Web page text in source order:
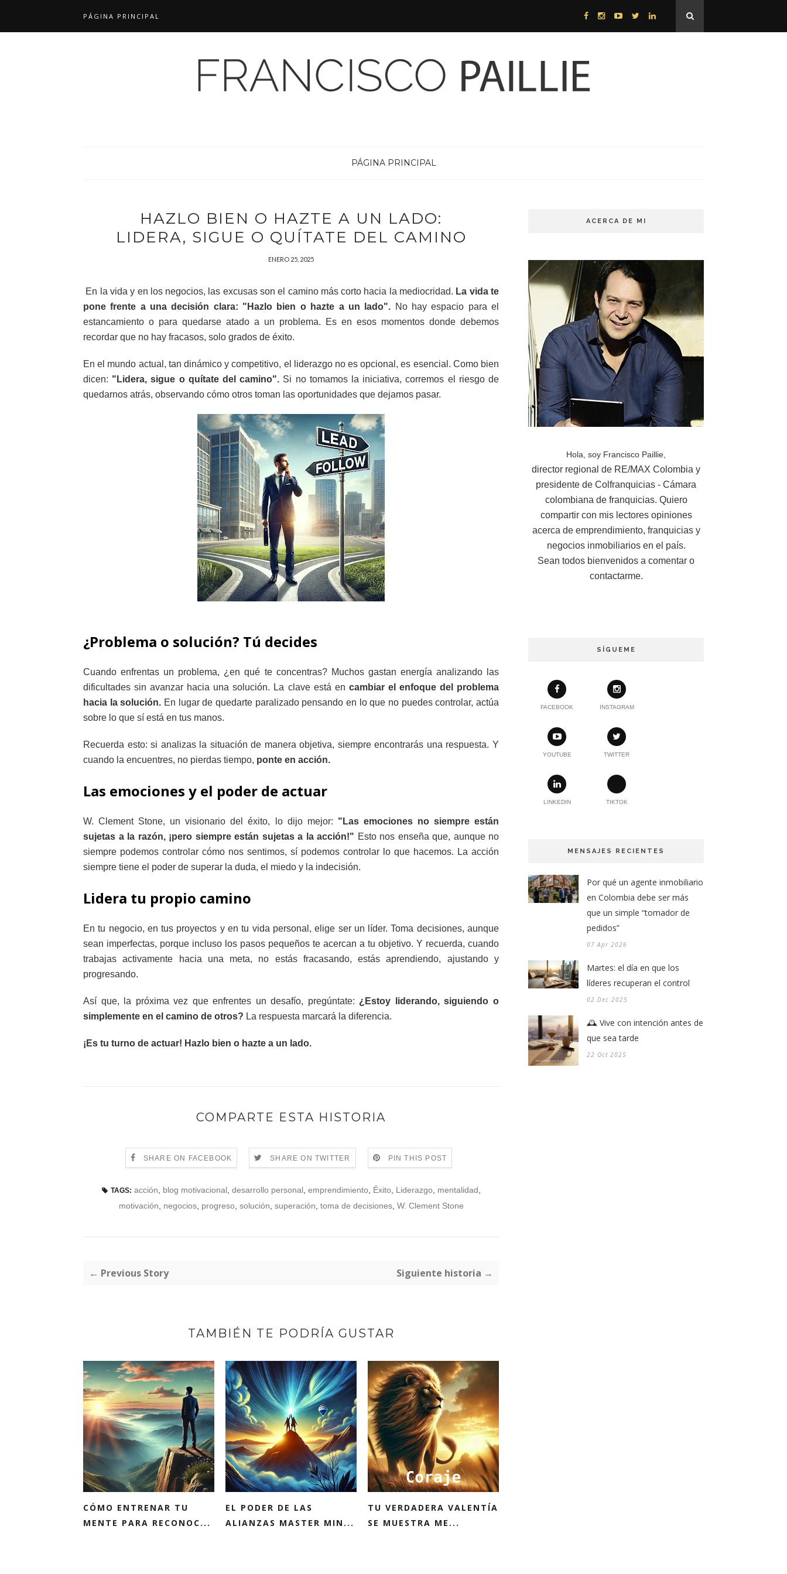
PÁGINA PRINCIPAL
PÁGINA PRINCIPAL
HAZLO BIEN O HAZTE A UN LADO:
LIDERA, SIGUE O QUÍTATE DEL CAMINO
ENERO 25, 2025
En la vida y en los negocios, las excusas son el camino más corto hacia la mediocridad. La vida te
pone frente a una decisión clara: "Hazlo bien o hazte a un lado". No hay espacio para el
estancamiento o para quedarse atado a un problema. Es en esos momentos donde debemos
recordar que no hay fracasos, solo grados de éxito.
En el mundo actual, tan dinámico y competitivo, el liderazgo no es opcional, es esencial. Como bien
dicen: "Lidera, sigue o quítate del camino". Si no tomamos la iniciativa, corremos el riesgo de
quedarnos atrás, observando cómo otros toman las oportunidades que dejamos pasar.
¿Problema o solución? Tú decides
Cuando enfrentas un problema, ¿en qué te concentras? Muchos gastan energía analizando las
dificultades sin avanzar hacia una solución. La clave está en cambiar el enfoque del problema
hacia la solución. En lugar de quedarte paralizado pensando en lo que no puedes controlar, actúa
sobre lo que sí está en tus manos.
Recuerda esto: si analizas la situación de manera objetiva, siempre encontrarás una respuesta. Y
cuando la encuentres, no pierdas tiempo, ponte en acción.
Las emociones y el poder de actuar
W. Clement Stone, un visionario del éxito, lo dijo mejor: "Las emociones no siempre están
sujetas a la razón, ¡pero siempre están sujetas a la acción!" Esto nos enseña que, aunque no
siempre podemos controlar cómo nos sentimos, sí podemos controlar lo que hacemos. La acción
siempre tiene el poder de superar la duda, el miedo y la indecisión.
Lidera tu propio camino
En tu negocio, en tus proyectos y en tu vida personal, elige ser un líder. Toma decisiones, aunque
sean imperfectas, porque incluso los pasos pequeños te acercan a tu objetivo. Y recuerda, cuando
trabajas activamente hacia una meta, no estás fracasando, estás aprendiendo, ajustando y
progresando.
Así que, la próxima vez que enfrentes un desafío, pregúntate: ¿Estoy liderando, siguiendo o
simplemente en el camino de otros? La respuesta marcará la diferencia.
¡Es tu turno de actuar! Hazlo bien o hazte a un lado.
COMPARTE ESTA HISTORIA
SHARE ON FACEBOOK SHARE ON TWITTER PIN THIS POST
TAGS: acción blog motivacional, desarrollo personal, emprendimiento Éxito Liderazgo mentalidad
motivación
negocios, progreso solución superación toma de decisiones, W. Clement Stone
← Previous Story Siguiente historia →
TAMBIÉN TE PODRÍA GUSTAR
CÓMO ENTRENAR TU
MENTE PARA RECONOC...
EL PODER DE LAS
ALIANZAS MASTER MIN...
TU VERDADERA VALENTÍA
SE MUESTRA ME...
ACERCA DE MI
Hola, soy Francisco Paillie,
director regional de RE/MAX Colombia y
presidente de Colfranquicias - Cámara
colombiana de franquicias. Quiero
compartir con mis lectores opiniones
acerca de emprendimiento, franquicias y
negocios inmobiliarios en el país.
Sean todos bienvenidos a comentar o
contactarme.
SÍGUEME
FACEBOOK INSTAGRAM
YOUTUBE TWITTER
LINKEDIN TIKTOK
MENSAJES RECIENTES
Por qué un agente inmobiliario
en Colombia debe ser más
que un simple “tomador de
pedidos”
07 Apr 2026
Martes: el día en que los
líderes recuperan el control
02 Dec 2025
🕰️ Vive con intención antes de
que sea tarde
22 Oct 2025